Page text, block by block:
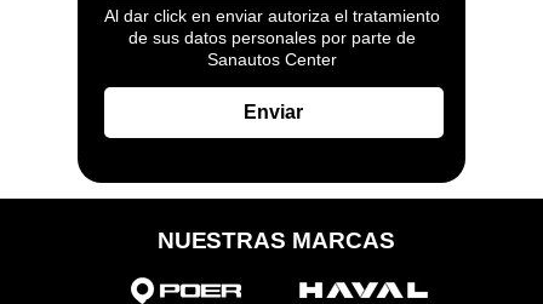
NUESTRAS MARCAS
Enviar
Al dar click en enviar autoriza el tratamiento
de sus datos personales por parte de
Sanautos Center